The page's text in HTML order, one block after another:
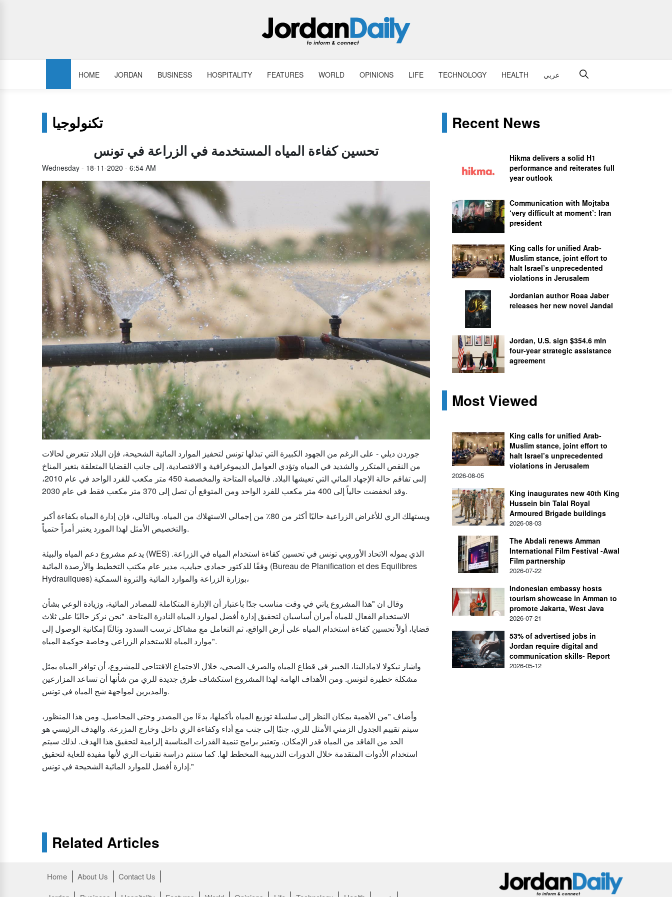
HOME JORDAN BUSINESS HOSPITALITY FEATURES WORLD OPINIONS LIFE TECHNOLOGY HEALTH عربي
تكنولوجيا
تحسين كفاءة المياه المستخدمة في الزراعة في تونس
Wednesday - 18-11-2020 - 6:54 AM
جوردن ديلي - على الرغم من الجهود الكبيرة التي تبذلها تونس لتحفيز الموارد المائية الشحيحة، فإن البلاد تتعرض لحالات
من النقص المتكرر والشديد في المياه وتؤدي العوامل الديموغرافية و الاقتصادية، إلى جانب القضايا المتعلقة بتغير المناخ
إلىى تفاقم حالة الإجهاد المائي التي تعيشها البلاد. فالمياه المتاحة والمخصصة 450 متر مكعب للفرد الواحد في عام 2010،
وقد انخفضت حالياً إلى 400 متر مكعب للفرد الواحد ومن المتوقع أن تصل إلى 370 متر مكعب فقط في عام 2030.
ويستهلك الري للأغراض الزراعية حاليًا أكثر من 80٪ من إجمالي الاستهلاك من المياه. وبالتالي، فإن إدارة المياه بكفاءة أكبر
والتخصيص الأمثل لهذا المورد يعتبر أمراً حتمياً.
يدعم مشروع دعم المياه والبيئة (WES) الذي يموله الاتحاد الأوروبي تونس في تحسين كفاءة استخدام المياه في الزراعة.
وفقًا للدكتور حمادي حبايب، مدير عام مكتب التخطيط والأرصدة المائية (Bureau de Planification et des Equilibres
Hydrauliques) بوزارة الزراعة والموارد المائية والثروة السمكية،
وقال ان "هذا المشروع ياتي في وقت مناسب جدًا باعتبار أن الإدارة المتكاملة للمصادر المائية، وزيادة الوعي بشأن
الاستخدام الفعال للمياه أمران أساسيان لتحقيق إدارة أفضل لموارد المياه النادرة المتاحة. "نحن نركز حاليًا على ثلاث
قضايا، أولاً تحسين كفاءة استخدام المياه على أرض الواقع، ثم التعامل مع مشاكل ترسب السدود وثالثًا إمكانية الوصول إلى
موارد المياه للاستخدام الزراعي وخاصة حوكمة المياه".
واشار نيكولا لامادالينا، الخبير في قطاع المياه والصرف الصحي، خلال الاجتماع الافتتاحي للمشروع، أن توافر المياه يمثل
مشكلة خطيرة لتونس. ومن الأهداف الهامة لهذا المشروع استكشاف طرق جديدة للري من شأنها أن تساعد المزارعين
والمديرين لمواجهة شح المياه في تونس.
وأضاف "من الأهمية بمكان النظر إلى سلسلة توزيع المياه بأكملها، بدءًا من المصدر وحتى المحاصيل. ومن هذا المنظور،
سيتم تقييم الجدول الزمني الأمثل للري، جنبًا إلى جنب مع أداء وكفاءة الري داخل وخارج المزرعة. والهدف الرئيسي هو
الحد من الفاقد من المياه قدر الإمكان. وتعتبر برامج تنمية القدرات المناسبة إلزامية لتحقيق هذا الهدف. لذلك سيتم
استخدام الأدوات المتقدمة خلال الدورات التدريبية المخطط لها. كما ستتم دراسة تقنيات الري لأنها مفيدة للغاية لتحقيق
إدارة أفضل للموارد المائية الشحيحة في تونس."
Recent News
Hikma delivers a solid H1
performance and reiterates full
year outlook
Communication with Mojtaba
‘very difficult at moment’: Iran
president
King calls for unified Arab-
Muslim stance, joint effort to
halt Israel’s unprecedented
violations in Jerusalem
Jordanian author Roaa Jaber
releases her new novel Jandal
Jordan, U.S. sign $354.6 mln
four-year strategic assistance
agreement
Most Viewed
King calls for unified Arab-
Muslim stance, joint effort to
halt Israel’s unprecedented
violations in Jerusalem
2026-08-05
King inaugurates new 40th King
Hussein bin Talal Royal
Armoured Brigade buildings
2026-08-03
The Abdali renews Amman
International Film Festival -Awal
Film partnership
2026-07-22
Indonesian embassy hosts
tourism showcase in Amman to
promote Jakarta, West Java
2026-07-21
53% of advertised jobs in
Jordan require digital and
communication skills- Report
2026-05-12
Related Articles
Home About Us
Contact Us